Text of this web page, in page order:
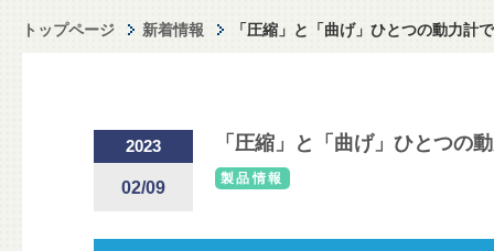
トップページ 新着情報 「圧縮」と「曲げ」ひとつの動力計
2023
02/09
「圧縮」と「曲げ」ひとつの
製品情報